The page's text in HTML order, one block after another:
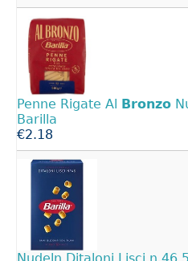
Penne Rigate Al Bronzo
Barilla
€2.18